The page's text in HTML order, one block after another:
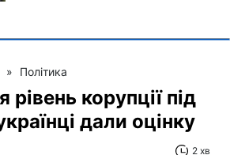
» Політика
рівень корупції під
дали оцінку
2 хв